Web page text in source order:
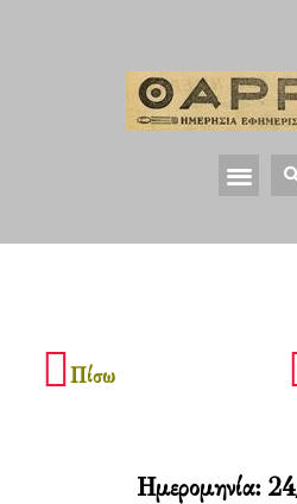
Πίσω
Ημερομηνία: